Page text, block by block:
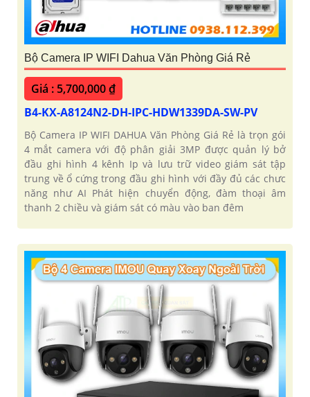
Bộ Camera IP WIFI Dahua Văn Phòng Giá Rẻ
Giá : 5,700,000 ₫
B4-KX-A8124N2-DH-IPC-HDW1339DA-SW-PV
Bộ Camera IP WIFI DAHUA Văn Phòng Giá Rẻ là trọn gói
4 mắt camera với độ phân giải 3MP được quản lý bở
đầu ghi hình 4 kênh Ip và lưu trữ video giám sát tập
trung về ổ cứng trong đầu ghi hình với đầy đủ các chưc
năng như AI Phát hiện chuyển động, đàm thoại âm
thanh 2 chiều và giám sát có màu vào ban đêm